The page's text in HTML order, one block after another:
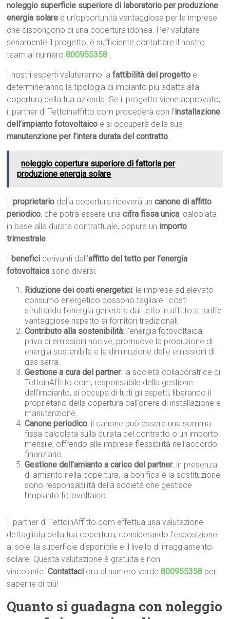
noleggio superficie superiore di laboratorio per produzione
energia solare è un’opportunità vantaggiosa per le imprese
che dispongono di una copertura idonea. Per valutare
seriamente il progetto, è sufficiente contattare il nostro
team al numero800955358 .
I nostri esperti valuteranno lafattibilità del progetto e
determineranno la tipologia di impianto più adatta alla
copertura della tua azienda. Se il progetto viene approvato,
il partner di Tettoinaffitto.com procederà con l’installazione
dell’impianto fotovoltaico e si occuperà della sua
manutenzione per l’intera durata del contratto.
noleggio copertura superiore di fattoria per
produzione energia solare
Ilproprietario della copertura riceverà uncanone di affitto
periodico, che potrà essere unacifra fissa unica, calcolata
in base alla durata contrattuale, oppure un importo
trimestrale.
benefici derivanti dall’affitto del tetto per l’energia
fotovoltaica sono diversi:
Riduzione dei costi energetici: le imprese ad elevato
consumo energetico possono tagliare i costi
sfruttando l’energia generata dal tetto in affitto a tariffe
vantaggiose rispetto ai fornitori tradizionali.
Contributo alla sostenibilità: l’energia fotovoltaica,
priva di emissioni nocive, promuove la produzione di
energia sostenibile e la diminuzione delle emissioni di
gas serra.
Gestione a cura del partner: la società collaboratrice di
TettoinAffitto.com, responsabile della gestione
dell’impianto, si occupa di tutti gli aspetti, liberando il
proprietario della copertura dall’onere di installazione e
manutenzione.
Canone periodico: il canone può essere una somma
fissa calcolata sulla durata del contratto o un importo
mensile, offrendo alle imprese flessibilità nell’accordo
finanziario.
Gestione dell’amianto a carico del partner: in presenza
di amianto nella copertura, la bonifica e la sostituzione
sono responsabilità della società che gestisce
l’impianto fotovoltaico.
Il partner di TettoinAffitto.com effettua una valutazione
dettagliata della tua copertura, considerando l’esposizione
al sole, la superficie disponibile e il livello di irraggiamento
solare. Questa valutazione è gratuita e non
vincolante.Contattaci ora al numero verde800955358 per
saperne di più!
Quanto si guadagna con noleggio